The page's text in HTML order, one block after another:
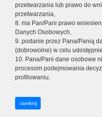
przetwarzania lub prawo do
przetwarzania,
8. ma Pan/Pani prawo
Danych Osobowych,
9. podanie przez Pana/Panią
(dobrowolne) w celu
10. Pana/Pani dane osobowe
procesom podejmowania
profilowaniu.
zamknij